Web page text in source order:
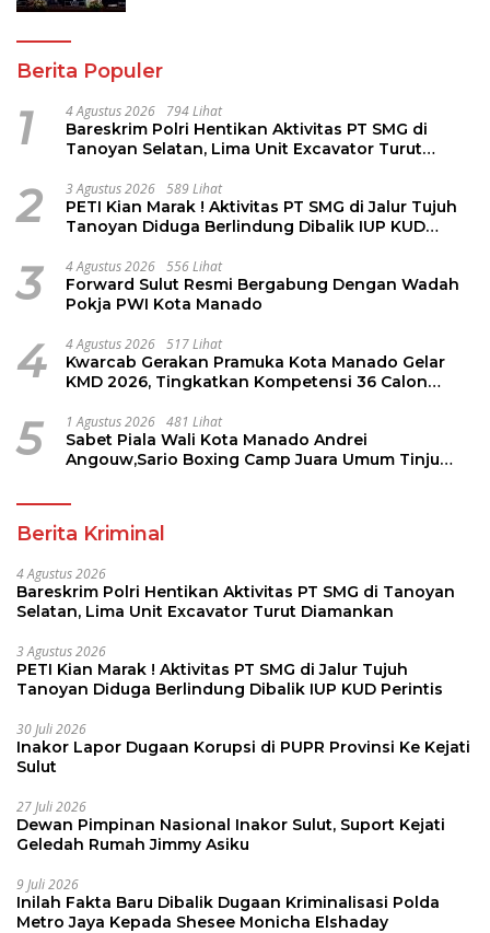
Berita Populer
1 4 Agustus 2026 794 Lihat
Bareskrim Polri Hentikan Aktivitas PT SMG di
Tanoyan Selatan, Lima Unit Excavator Turut
2 3 Agustus 2026 589 Lihat
PETI Kian Marak ! Aktivitas PT SMG di Jalur Tujuh
Tanoyan Diduga Berlindung Dibalik IUP KUD
3 4 Agustus 2026 556 Lihat
Forward Sulut Resmi Bergabung Dengan Wadah
Pokja PWI Kota Manado
4 4 Agustus 2026 517 Lihat
Kwarcab Gerakan Pramuka Kota Manado Gelar
KMD 2026, Tingkatkan Kompetensi 36 Calon
5 1 Agustus 2026 481 Lihat
Sabet Piala Wali Kota Manado Andrei
Angouw,Sario Boxing Camp Juara Umum Tinju
Berita Kriminal
4 Agustus 2026
Bareskrim Polri Hentikan Aktivitas PT SMG di Tanoyan
Selatan, Lima Unit Excavator Turut Diamankan
3 Agustus 2026
PETI Kian Marak ! Aktivitas PT SMG di Jalur Tujuh
Tanoyan Diduga Berlindung Dibalik IUP KUD Perintis
30 Juli 2026
Inakor Lapor Dugaan Korupsi di PUPR Provinsi Ke Kejati
Sulut
27 Juli 2026
Dewan Pimpinan Nasional Inakor Sulut, Suport Kejati
Geledah Rumah Jimmy Asiku
9 Juli 2026
Inilah Fakta Baru Dibalik Dugaan Kriminalisasi Polda
Metro Jaya Kepada Shesee Monicha Elshaday